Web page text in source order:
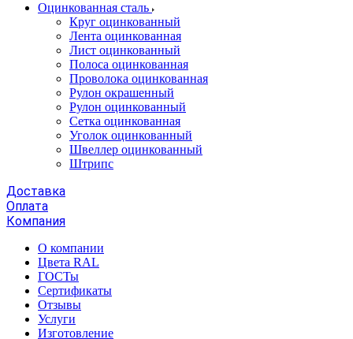
Оцинкованная сталь
Круг оцинкованный
Лента оцинкованная
Лист оцинкованный
Полоса оцинкованная
Проволока оцинкованная
Рулон окрашенный
Рулон оцинкованный
Сетка оцинкованная
Уголок оцинкованный
Швеллер оцинкованный
Штрипс
Доставка
Оплата
Компания
О компании
Цвета RAL
ГОСТы
Сертификаты
Отзывы
Услуги
Изготовление